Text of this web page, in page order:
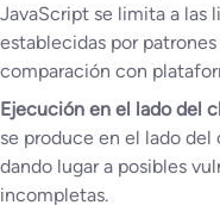
JavaScript se limita a las
establecidas por
comparación con
Ejecución en el lado del
se produce en el lado
dando lugar a posibles
incompletas.